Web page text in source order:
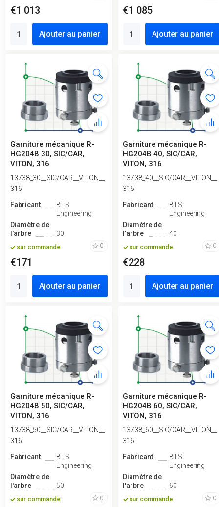
€1 013
Ajouter au panier
€1 085
Ajouter au panier
Garniture mécanique R-
HG204B 30, SIC/CAR,
VITON, 316
13738_30__SIC/CAR__VITON__
316
Fabricant
BTS
Engineering
Diamètre de
l'arbre
30
sur commande 0
€171
Ajouter au panier
Garniture mécanique R-
HG204B 40, SIC/CAR,
VITON, 316
13738_40__SIC/CAR__VITON__
316
Fabricant
BTS
Engineering
Diamètre de
l'arbre
40
sur commande 0
€228
Ajouter au panier
Garniture mécanique R-
HG204B 50, SIC/CAR,
VITON, 316
13738_50__SIC/CAR__VITON__
316
Fabricant
BTS
Engineering
Diamètre de
l'arbre
50
sur commande 0
Garniture mécanique R-
HG204B 60, SIC/CAR,
VITON, 316
13738_60__SIC/CAR__VITON__
316
Fabricant
BTS
Engineering
Diamètre de
l'arbre
60
sur commande 0